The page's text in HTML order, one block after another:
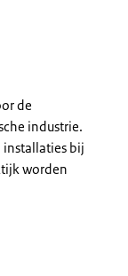
de
industrie.
installaties bij
worden